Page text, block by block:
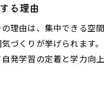
塾指導が自
塾活用で成
塾のサポー
る理由
理由は、集中できる
づくりが挙げられま
発学習の定着と学力向上